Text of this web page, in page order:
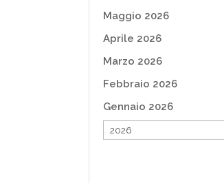
Maggio 2026
Aprile 2026
Marzo 2026
Febbraio 2026
Gennaio 2026